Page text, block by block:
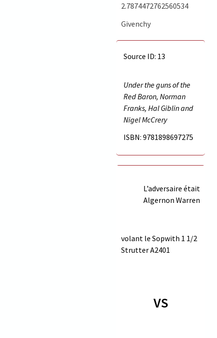
2.7874472762560534
Givenchy
Source ID: 13
Under the guns of the
Red Baron, Norman
Franks, Hal Giblin and
Nigel McCrery
ISBN: 9781898697275
L’adversaire était
Algernon Warren
volant le Sopwith 1 1/2
StrutterA2401
VS